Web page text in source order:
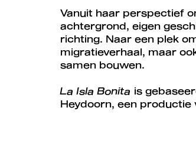
Vanuit haar perspectief
achtergrond, eigen
richting. Naar een plek
migratieverhaal, maar
samen bouwen.
La Isla Bonita is
Heydoorn, een productie